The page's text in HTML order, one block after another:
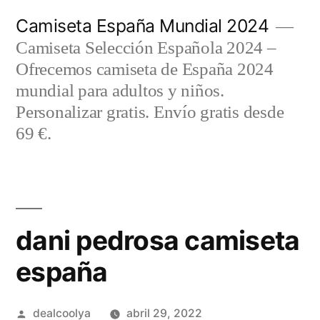
contenido
Camiseta España Mundial 2024
Camiseta Selección Española 2024 –
Ofrecemos camiseta de España 2024
mundial para adultos y niños.
Personalizar gratis. Envío gratis desde
69 €.
dani pedrosa camiseta
españa
Publicado
dealcoolya abril 29, 2022